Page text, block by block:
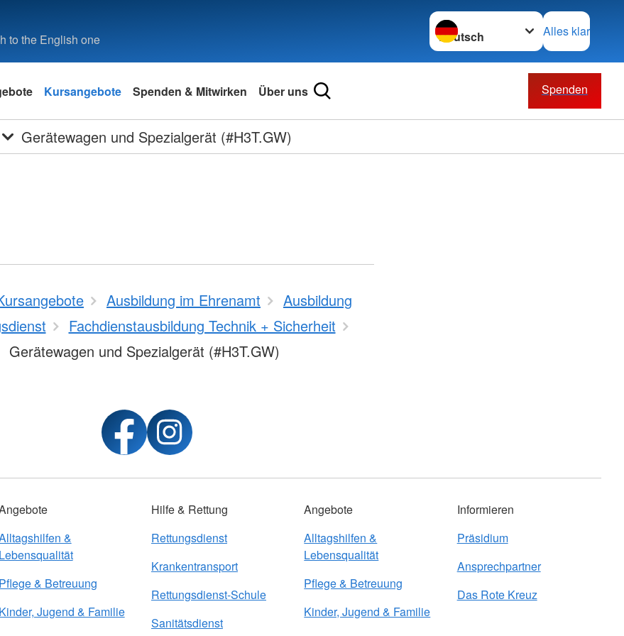
to the English one
Sprache wechseln zu
Alles klar
Kursangebote Spenden & Mitwirken Über uns Spenden
Gerätewagen und Spezialgerät (#H3T.GW)
Ausbildung im Ehrenamt
Ausbildung
Fachdienstausbildung Technik + Sicherheit
Gerätewagen und Spezialgerät (#H3T.GW)
&
Lebensqualität
Pflege & Betreuung
Kinder, Jugend & Familie
Hilfe & Rettung
Rettungsdienst
Krankentransport
Rettungsdienst-Schule
Sanitätsdienst
Angebote
Alltagshilfen &
Lebensqualität
Pflege & Betreuung
Kinder, Jugend & Familie
Informieren
Präsidium
Ansprechpartner
Das Rote Kreuz